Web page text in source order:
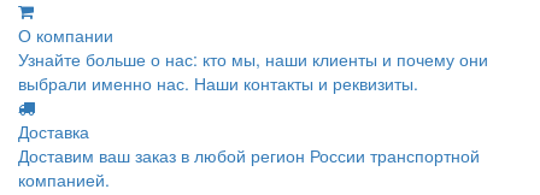
О компании
Узнайте больше о нас: кто мы, наши клиенты и почему они
выбрали именно нас. Наши контакты и реквизиты.
Доставка
Доставим ваш заказ в любой регион России транспортной
компанией.